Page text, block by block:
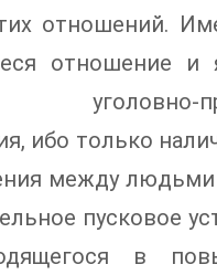
отношений.
отношение и
уголовно-
ибо только
между людьми
пусковое
в